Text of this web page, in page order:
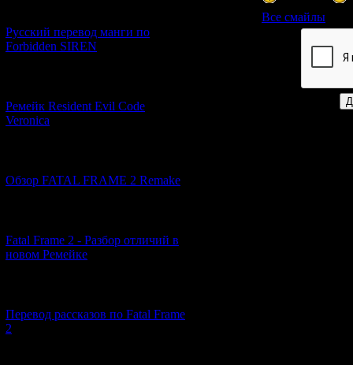
Русский перевод манги по
Forbidden SIREN
Ремейк Resident Evil Code
Veronica
Обзор FATAL FRAME 2 Remake
Fatal Frame 2 - Разбор отличий в
новом Ремейке
Перевод рассказов по Fatal Frame
2
Все смайлы